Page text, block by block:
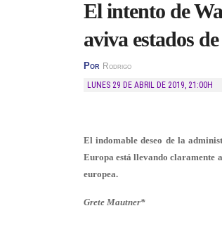
El intento de
aviva estados
Por Rodrigo
LUNES 29 DE ABRIL DE 2019, 21:00H
El indomable deseo de la
Europa está llevando claramente
europea.
Grete Mautner*